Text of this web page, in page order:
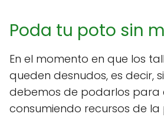
Poda tu poto sin
En el momento en que los
queden desnudos, es decir,
debemos de podarlos para
consumiendo recursos de